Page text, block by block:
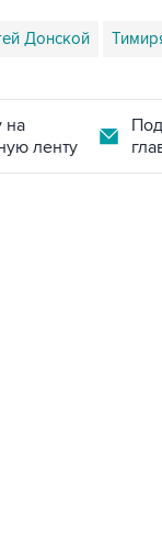
Донской
на
ленту